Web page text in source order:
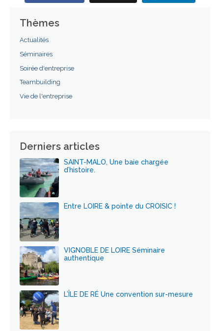
Thèmes
Actualités
Séminaires
Soirée d'entreprise
Teambuilding
Vie de l'entreprise
Derniers articles
SAINT-MALO, Une baie chargée
d’histoire.
Entre LOIRE & pointe du CROISIC !
VIGNOBLE DE LOIRE Séminaire
authentique
L’ÎLE DE RÉ Une convention sur-mesure